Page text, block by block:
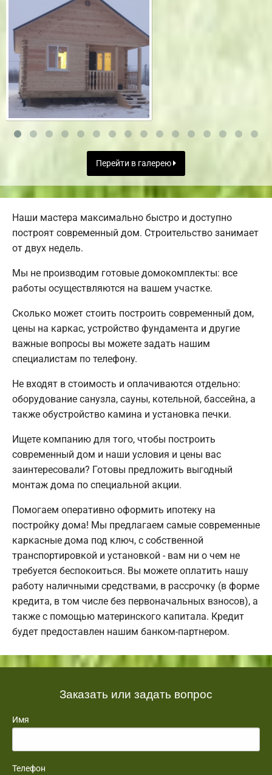
Перейти в галерею
Наши мастера максимально быстро и доступно
построят современный дом. Строительство занимает
от двух недель.
Мы не производим готовые домокомплекты: все
работы осуществляются на вашем участке.
Сколько может стоить построить современный дом,
цены на каркас, устройство фундамента и другие
важные вопросы вы можете задать нашим
специалистам по телефону.
Не входят в стоимость и оплачиваются отдельно:
оборудование санузла, сауны, котельной, бассейна, а
также обустройство камина и установка печки.
Ищете компанию для того, чтобы построить
современный дом и наши условия и цены вас
заинтересовали? Готовы предложить выгодный
монтаж дома по специальной акции.
Помогаем оперативно оформить ипотеку на
постройку дома! Мы предлагаем самые современные
каркасные дома под ключ, с собственной
транспортировкой и установкой - вам ни о чем не
требуется беспокоиться. Вы можете оплатить нашу
работу наличными средствами, в рассрочку (в форме
кредита, в том числе без первоначальных взносов), а
также с помощью материнского капитала. Кредит
будет предоставлен нашим банком-партнером.
Заказать или задать вопрос
Имя
Телефон